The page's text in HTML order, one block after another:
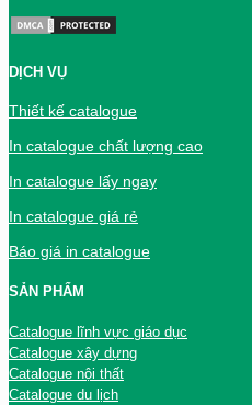
DỊCH VỤ
Thiết kế catalogue
In catalogue chất lượng cao
In catalogue lấy ngay
In catalogue giá rẻ
Báo giá in catalogue
SẢN PHẨM
Catalogue lĩnh vực giáo dục
Catalogue xây dựng
Catalogue nội thất
Catalogue du lịch